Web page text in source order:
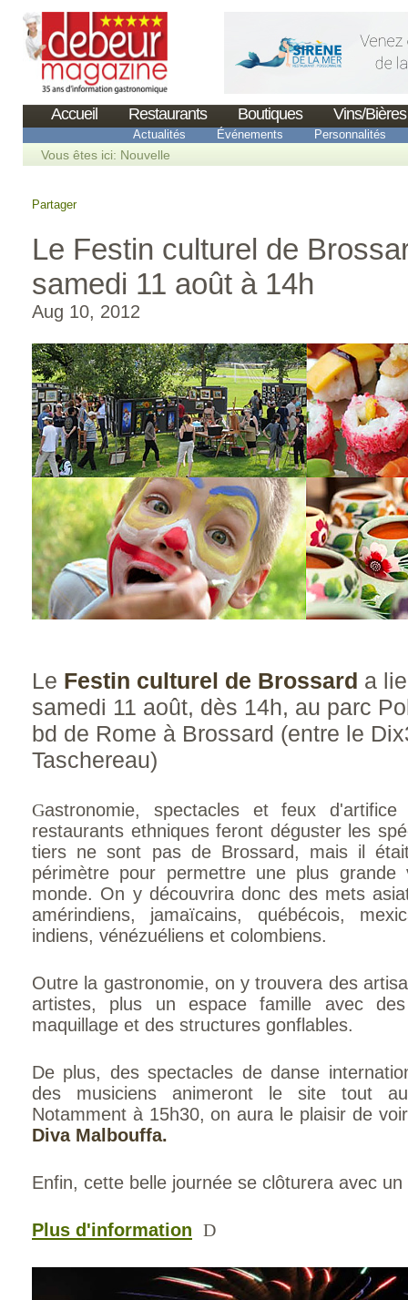
Accueil Restaurants Boutiques Vins/Bières
Actualités Événements Personnalités
Vous êtes ici: Nouvelle
Partager
Le Festin culturel de
samedi 11 août à 14h
Aug 10, 2012
Le Festin culturel de Brossard a
samedi 11 août, dès 14h, au parc
bd de Rome à Brossard (entre le
Taschereau)
Gastronomie, spectacles et feux
restaurants ethniques feront déguster les
tiers ne sont pas de Brossard, mais il
périmètre pour permettre une plus grande
monde. On y découvrira donc des mets
amérindiens, jamaïcains, québécois,
indiens, vénézuéliens et colombiens.
Outre la gastronomie, on y trouvera des
artistes, plus un espace famille avec
maquillage et des structures gonflables.
De plus, des spectacles de danse
des musiciens animeront le site tout
Notamment à 15h30, on aura le plaisir de
Diva Malbouffa.
Enfin, cette belle journée se clôturera avec
Plus d'information D